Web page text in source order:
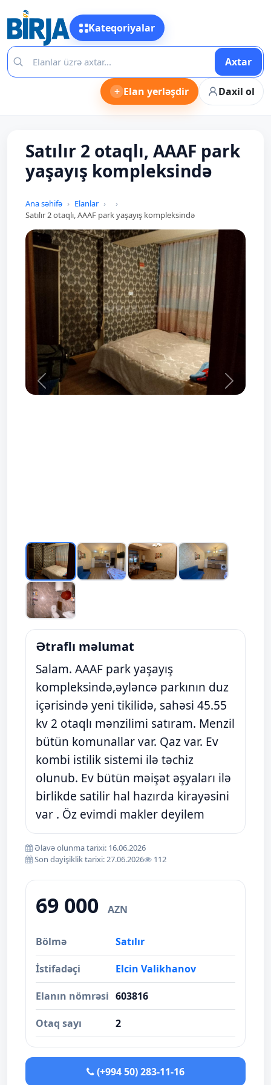
Kateqoriyalar
Axtar
+ Elan yerləşdir Daxil ol
Satılır 2 otaqlı, AAAF park
yaşayış kompleksində
Ana səhifə
Elanlar
Satılır 2 otaqlı, AAAF park yaşayış kompleksində
Prev Next
Ətraflı məlumat
Salam. AAAF park yaşayış
kompleksində,əyləncə parkının duz
içərisində yeni tikilidə, sahəsi 45.55
kv 2 otaqlı mənzilimi satıram. Menzil
bütün komunallar var. Qaz var. Ev
kombi istilik sistemi ilə təchiz
olunub. Ev bütün məişət əşyaları ilə
birlikde satilir hal hazırda kirayəsini
var . Öz evimdi makler deyilem
Əlavə olunma tarixi: 16.06.2026
Son dəyişiklik tarixi: 27.06.2026
112
69 000 AZN
Bölmə Satılır
İstifadəçi Elcin Valikhanov
Elanın nömrəsi 603816
Otaq sayı 2
(+994 50) 283-11-16